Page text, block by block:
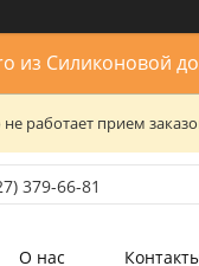
из Силиконовой
работает прием
379-66-81
О нас